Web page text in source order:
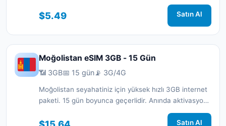
$5.49 Satın Al
Moğolistan eSIM 3GB - 15 Gün
📶 3GB📅 15 gün📡 3G/4G
Moğolistan seyahatiniz için yüksek hızlı 3GB internet
paketi. 15 gün boyunca geçerlidir. Anında aktivasyon
$15.64 Satın Al